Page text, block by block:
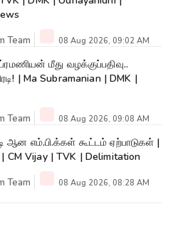
Team 08 Aug 2026, 09:02 AM
மீது வழக்குப்பதிவு..
| Ma Subramanian | DMK |
Team 08 Aug 2026, 09:08 AM
ஆன எம்.பி.க்கள் கூட்டம் ஏற்பாடுகள் |
CM Vijay | TVK | Delimitation
Team 08 Aug 2026, 08:28 AM